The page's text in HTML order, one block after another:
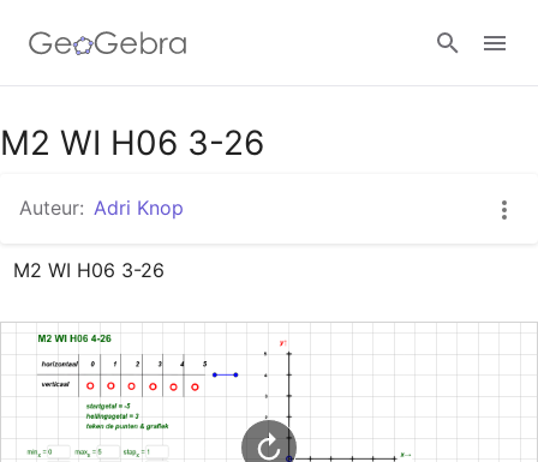
Google Classroom
GeoGebra Klaslokaal
M2 WI H06 3-26
Auteur: Adri Knop
M2 WI H06 3-26